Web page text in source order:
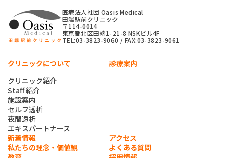
医療法人社団 Oasis Medical
田端駅前クリニック
〒114-0014
東京都北区田端1-21-8 NSKビル4F
TEL:03-3823-9060 / FAX:03-3823-9061
クリニックについて
クリニック紹介
Staff 紹介
施設案内
セルフ透析
夜間透析
エキスパートナース
診療案内
新着情報
アクセス
私たちの理念・価値観
よくある質問